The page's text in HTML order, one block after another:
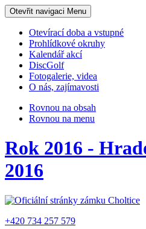
Otevřit navigaci Menu
Otevírací doba a vstupné
Prohlídkové okruhy
Kalendář akcí
DiscGolf
Fotogalerie, videa
O nás, zajímavosti
Rovnou na obsah
Rovnou na menu
Rok 2016 -
2016
+420 734 257 579